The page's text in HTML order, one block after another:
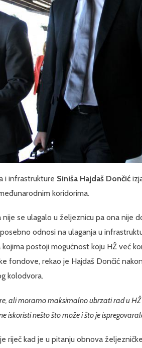
i infrastrukture Siniša Hajdaš Dončić
koridorima.
se ulagalo u željeznicu pa ona nije
odnosi na ulaganja u
postoji mogućnost koju HŽ već
fondove, rekao je Hajdaš Dončić
kolodvora.
ali moramo maksimalno ubrzati rad u
iskoristi nešto što može i što je
riječ kad je u pitanju obnova